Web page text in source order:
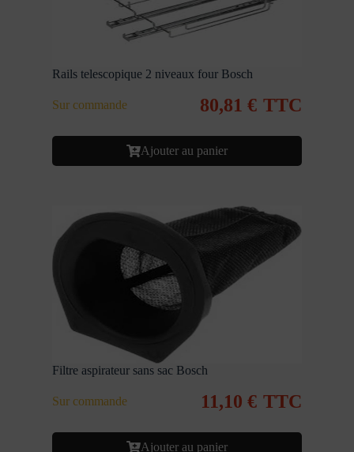
Rails telescopique 2 niveaux four Bosch
Sur commande 80,81 € TTC
Ajouter au panier
Filtre aspirateur sans sac Bosch
Sur commande 11,10 € TTC
Ajouter au panier